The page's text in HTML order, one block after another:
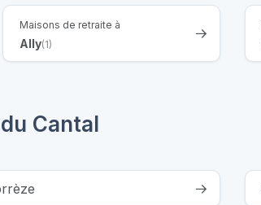
Maisons de retraite à
Ally(1)
Cantal